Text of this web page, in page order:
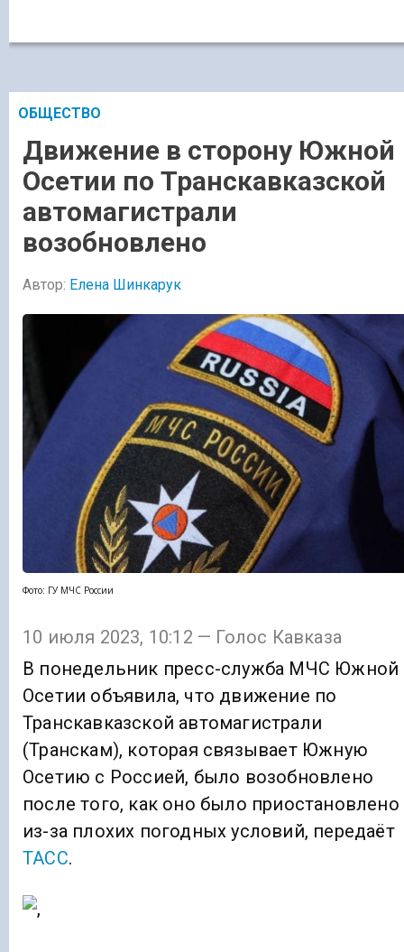
ОБЩЕСТВО
Движение в сторону Южной
Осетии по Транскавказской
автомагистрали
возобновлено
Автор: Елена Шинкарук
Фото: ГУ МЧС России
10 июля 2023, 10:12 — Голос Кавказа
В понедельник пресс-служба МЧС Южной
Осетии объявила, что движение по
Транскавказской автомагистрали
(Транскам), которая связывает Южную
Осетию с Россией, было возобновлено
после того, как оно было приостановлено
из-за плохих погодных условий, передаёт
ТАСС.